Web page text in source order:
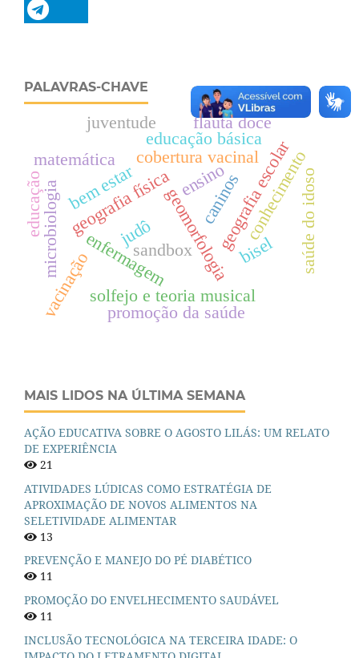
PALAVRAS-CHAVE
geografia físicageomorfologiageografia escolar
sandbox
cobertura vacinal
enfermagem
vacinação
microbiologia ensino
educação básica
bisel
flauta doce
solfejo e teoria musical
matemática
bem estar conhecimento
educação judô saúde do idoso
promoção da saúde
caninos
juventude
MAIS LIDOS NA ÚLTIMA SEMANA
AÇÃO EDUCATIVA SOBRE O AGOSTO LILÁS: UM RELATO
DE EXPERIÊNCIA
21
ATIVIDADES LÚDICAS COMO ESTRATÉGIA DE
APROXIMAÇÃO DE NOVOS ALIMENTOS NA
SELETIVIDADE ALIMENTAR
13
PREVENÇÃO E MANEJO DO PÉ DIABÉTICO
11
PROMOÇÃO DO ENVELHECIMENTO SAUDÁVEL
11
INCLUSÃO TECNOLÓGICA NA TERCEIRA IDADE: O